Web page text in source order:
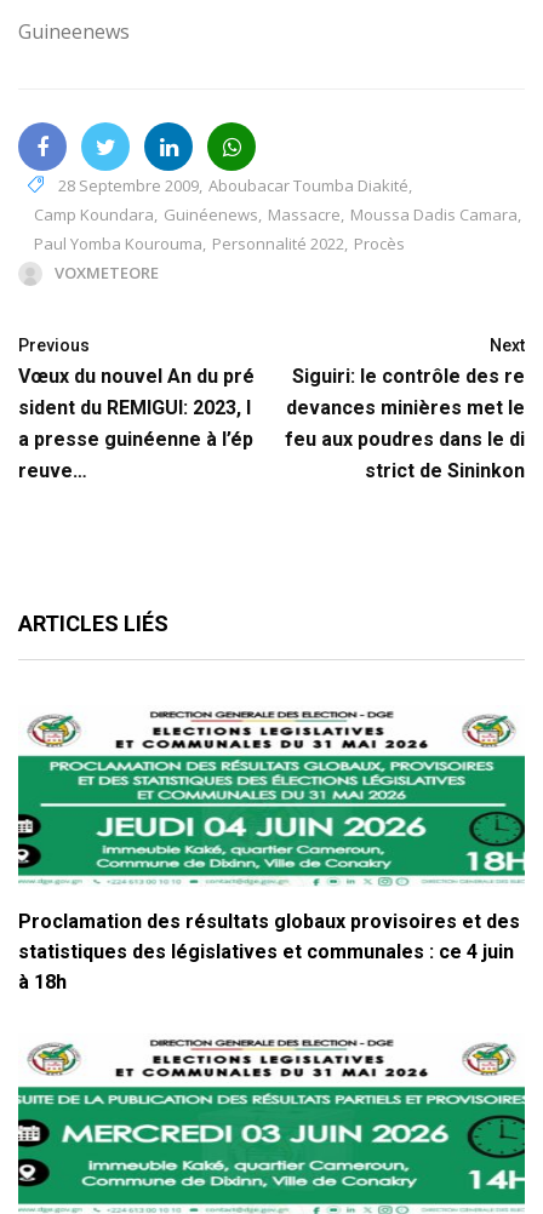
Guineenews
28 Septembre 2009 Aboubacar Toumba Diakité
Camp Koundara Guinéenews Massacre Moussa Dadis Camara
Paul Yomba Kourouma Personnalité 2022 Procès
VOXMETEORE
Previous
Vœux du nouvel An du pré
sident du REMIGUI: 2023, l
a presse guinéenne à l’ép
reuve…
Next
Siguiri: le contrôle des re
devances minières met le
feu aux poudres dans le di
strict de Sininkon
ARTICLES LIÉS
Proclamation des résultats globaux provisoires et des
statistiques des législatives et communales : ce 4 juin
à 18h